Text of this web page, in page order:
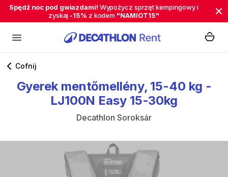
Spędź noc pod gwiazdami! Wypożycz sprzęt kempingowy i
zyskaj -15% z kodem "NAMIOT15"
Cofnij
Gyerek mentőmellény​,​ 15-40 kg -
LJ100N Easy 15-30kg
Decathlon Soroksár